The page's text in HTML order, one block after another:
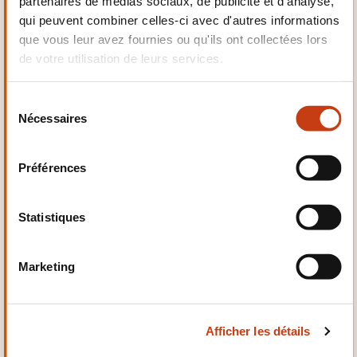
qui peuvent combiner celles-ci avec d'autres informations
que vous leur avez fournies ou qu'ils ont collectées lors
de votre utilisation de leurs services.
Nécessaires
Préférences
Statistiques
Marketing
Afficher les détails
Electrotechnique,
Automatismes